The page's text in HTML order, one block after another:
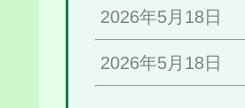
2026年5月18日
2026年5月18日